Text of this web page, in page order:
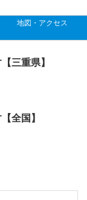
地図・アクセス
三重県】
全国】